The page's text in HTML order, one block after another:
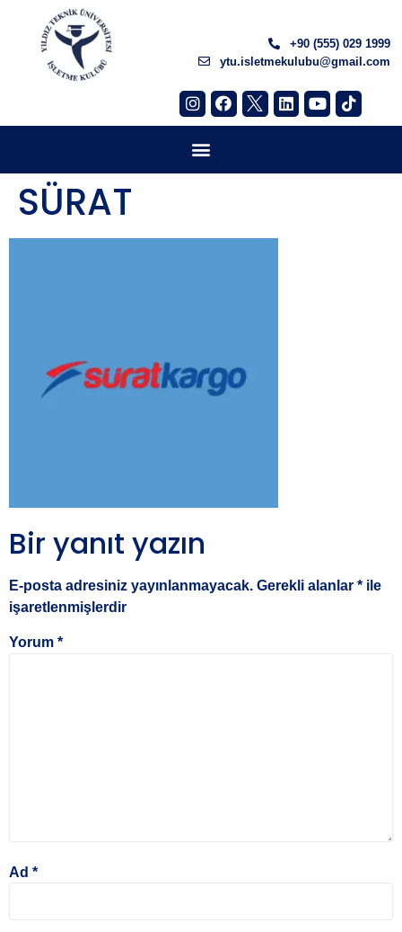
+90 (555) 029 1999
ytu.isletmekulubu@gmail.com
SÜRAT
Bir yanıt yazın
E-posta adresiniz yayınlanmayacak. Gerekli alanlar * ile
işaretlenmişlerdir
Yorum *
Ad *